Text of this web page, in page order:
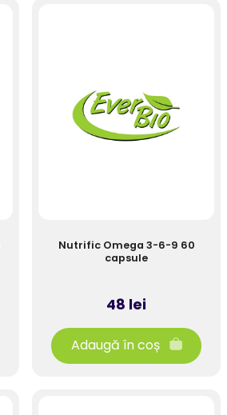
Nutrific Omega 3-6-9 60
capsule
48 lei
Adaugă în coș